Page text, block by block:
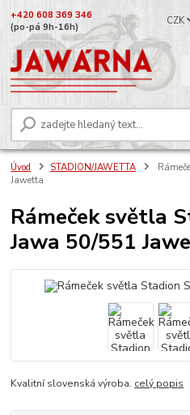
CZK
+420 608 369 346
(po-pá 9h-16h)
Úvod STADION/JAWETTA
Jawetta
Rámeček světla
Jawa 50/551
Kvalitní slovenská výroba. celý popis